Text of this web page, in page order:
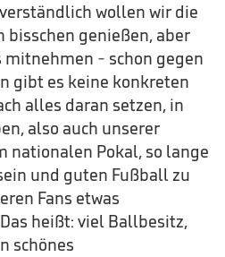
wollen wir die
bisschen genießen, aber
- schon gegen
gibt es keine konkreten
alles daran setzen, in
also auch unserer
nationalen Pokal, so lange
und guten Fußball zu
Fans etwas
heißt: viel Ballbesitz,
schönes